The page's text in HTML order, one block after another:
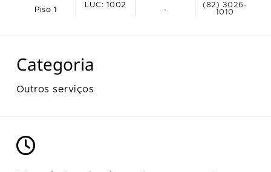
Piso 1
LUC: 1002
-
(82) 3026-
1010
Categoria
Outros serviços